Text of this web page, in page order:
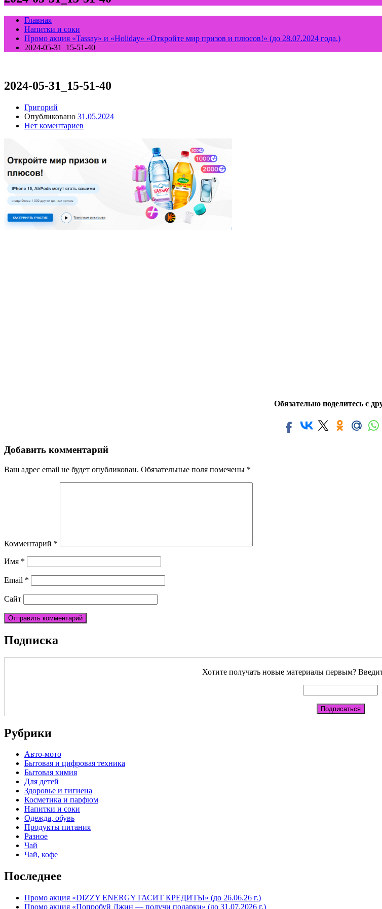
Главная
Напитки и соки
Промо акция «Tassay» и «Holiday» «Откройте мир призов и плюсов!» (до 28.07.2024 года.)
2024-05-31_15-51-40
2024-05-31_15-51-40
Григорий
Опубликовано 31.05.2024
Нет коментариев
Обязательно поделитесь с
Добавить комментарий
Ваш адрес email не будет опубликован. Обязательные поля помечены *
Комментарий *
Имя *
Email *
Сайт
Подписка
Хотите получать новые материалы первым?
Рубрики
Авто-мото
Бытовая и цифровая техника
Бытовая химия
Для детей
Здоровье и гигиена
Косметика и парфюм
Напитки и соки
Одежда, обувь
Продукты питания
Разное
Чай
Чай, кофе
Последнее
Промо акция «DIZZY ENERGY ГАСИТ КРЕДИТЫ» (до 26.06.26 г.)
Промо акция «Попробуй Джин — получи подарки» (до 31.07.2026 г.)